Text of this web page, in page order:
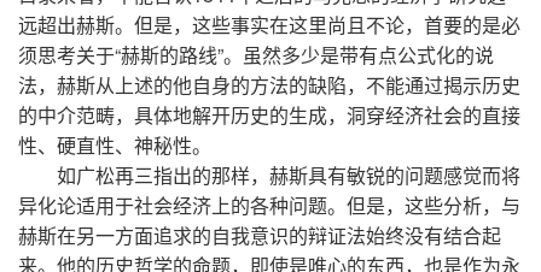
远超出赫斯。但是，这些事实在这里尚且不论，首要的是必
须思考关于“赫斯的路线”。虽然多少是带有点公式化的说
法，赫斯从上述的他自身的方法的缺陷，不能通过揭示历史
的中介范畴，具体地解开历史的生成，洞穿经济社会的直接
性、硬直性、神秘性。
如广松再三指出的那样，赫斯具有敏锐的问题感觉而将
异化论适用于社会经济上的各种问题。但是，这些分析，与
赫斯在另一方面追求的自我意识的辩证法始终没有结合起
来。他的历史哲学的命题，即使是唯心的东西，也是作为永